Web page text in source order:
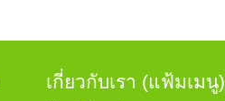
เกี่ยวกับเรา (แฟ้มเมนู)